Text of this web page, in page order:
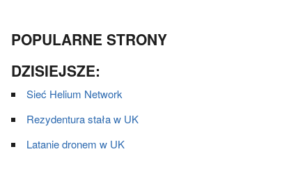
POPULARNE STRONY
DZISIEJSZE:
Sieć Helium Network
Rezydentura stała w UK
Latanie dronem w UK